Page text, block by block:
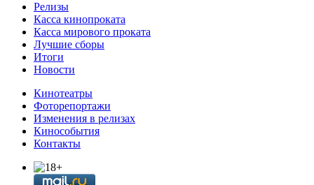
Релизы
Касса кинопроката
Касса мирового проката
Лучшие сборы
Итоги
Новости
Кинотеатры
Фоторепортажи
Изменения в релизах
Кинособытия
Контакты